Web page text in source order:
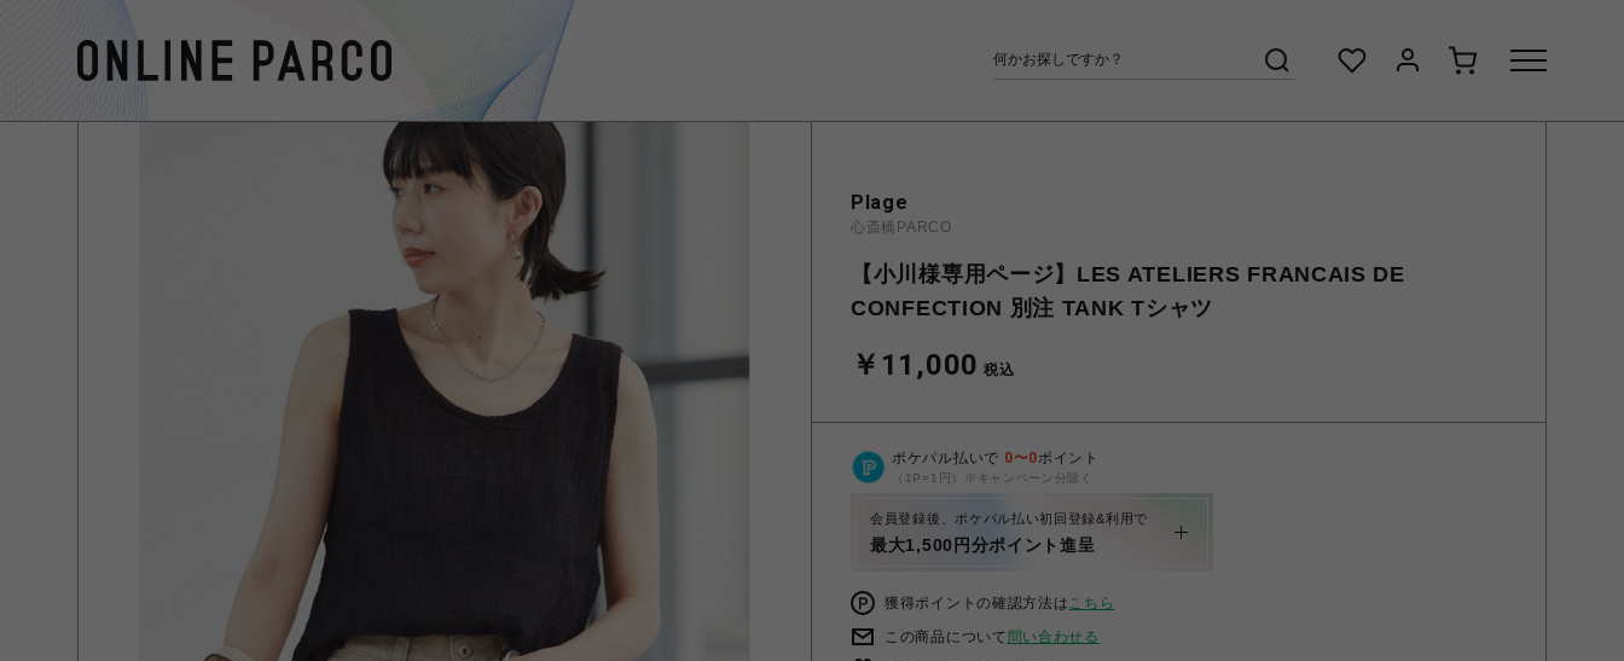
Plage
心斎橋PARCO
【小川様専用ページ】LES ATELIERS FRANCAIS DE
CONFECTION 別注 TANK Tシャツ
￥11,000 税込
ポケパル払いで 0〜0ポイント
（1P=1円）※キャンペーン分除く
会員登録後、ポケパル払い初回登録&利用で
最大1,500円分ポイント進呈
獲得ポイントの確認方法はこちら
この商品について 問い合わせる